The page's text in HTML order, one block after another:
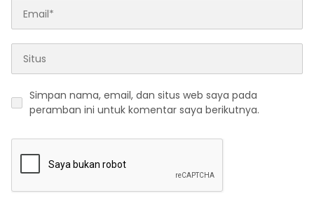
Simpan nama, email, dan situs web saya pada
peramban ini untuk komentar saya berikutnya.